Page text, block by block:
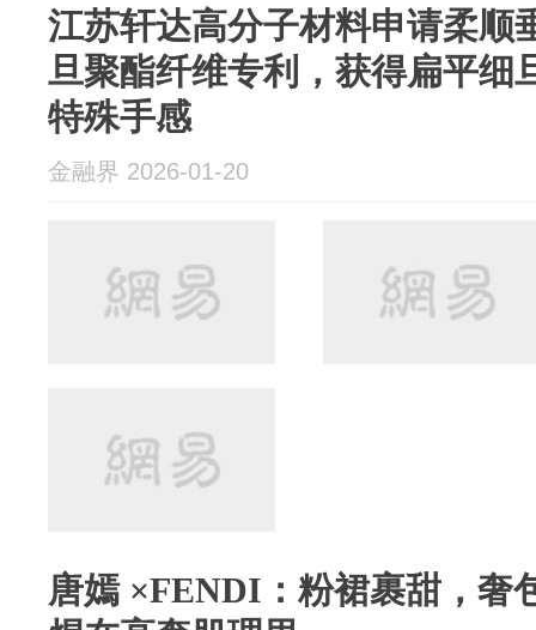
江苏轩达高分子材料申请柔顺
旦聚酯纤维专利，获得扁平细
特殊手感
金融界 2026-01-20
唐嫣 ×FENDI：粉裙裹甜，奢